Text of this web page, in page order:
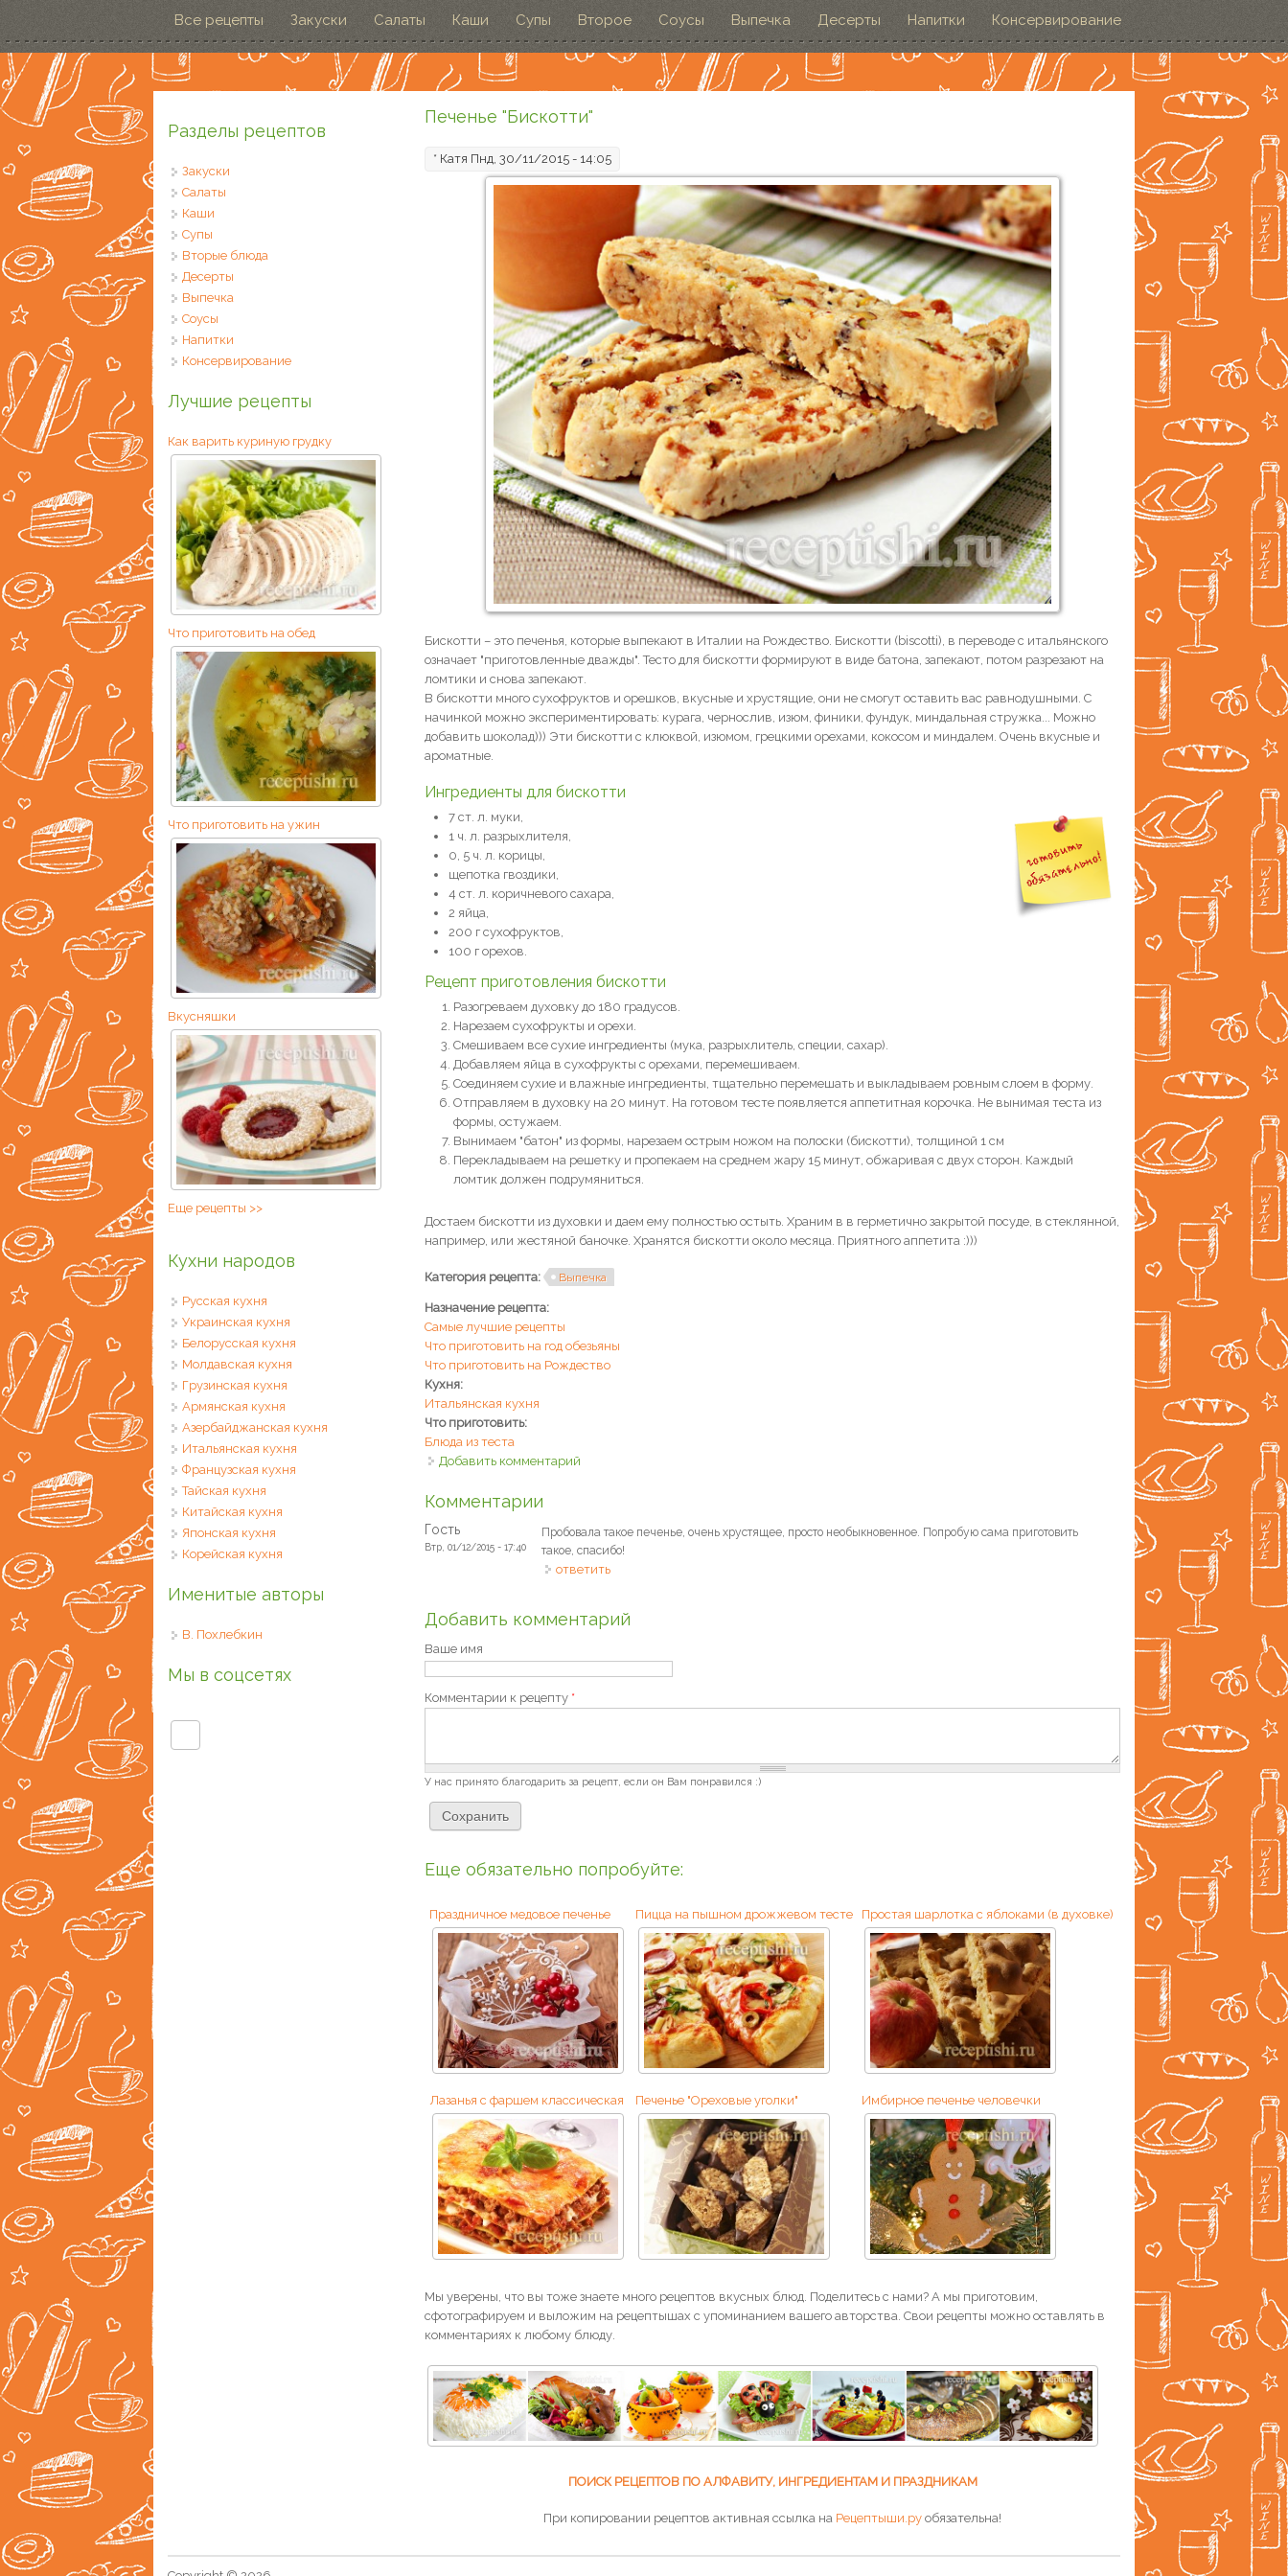
Все рецепты Закуски Салаты Каши Супы Второе Соусы Выпечка Десерты Напитки Консервирование
Печенье "Бискотти"
* Катя Пнд, 30/11/2015 - 14:05
Бискотти – это печенья, которые выпекают в Италии на Рождество. Бискотти (biscotti), в переводе с итальянского
означает "приготовленные дважды". Тесто для бискотти формируют в виде батона, запекают, потом разрезают на
ломтики и снова запекают.
В бискотти много сухофруктов и орешков, вкусные и хрустящие, они не смогут оставить вас равнодушными. С
начинкой можно экспериментировать: курага, чернослив, изюм, финики, фундук, миндальная стружка... Можно
добавить шоколад))) Эти бискотти с клюквой, изюмом, грецкими орехами, кокосом и миндалем. Очень вкусные и
ароматные.
Ингредиенты для бискотти
7 ст. л. муки,
1 ч. л. разрыхлителя,
0, 5 ч. л. корицы,
щепотка гвоздики,
4 ст. л. коричневого сахара,
2 яйца,
200 г сухофруктов,
100 г орехов.
Рецепт приготовления бискотти
Разогреваем духовку до 180 градусов.
Нарезаем сухофрукты и орехи.
Смешиваем все сухие ингредиенты (мука, разрыхлитель, специи, сахар).
Добавляем яйца в сухофрукты с орехами, перемешиваем.
Соединяем сухие и влажные ингредиенты, тщательно перемешать и выкладываем ровным слоем в форму.
Отправляем в духовку на 20 минут. На готовом тесте появляется аппетитная корочка. Не вынимая теста из
формы, остужаем.
Вынимаем "батон" из формы, нарезаем острым ножом на полоски (бискотти), толщиной 1 см
Перекладываем на решетку и пропекаем на среднем жару 15 минут, обжаривая с двух сторон. Каждый
ломтик должен подрумяниться.
Достаем бискотти из духовки и даем ему полностью остыть. Храним в в герметично закрытой посуде, в стеклянной,
например, или жестяной баночке. Хранятся бискотти около месяца. Приятного аппетита :)))
Категория рецепта: Выпечка
Назначение рецепта:
Самые лучшие рецепты
Что приготовить на год обезьяны
Что приготовить на Рождество
Кухня:
Итальянская кухня
Что приготовить:
Блюда из теста
Добавить комментарий
Комментарии
Гость
Втр, 01/12/2015 - 17:40
Пробовала такое печенье, очень хрустящее, просто необыкновенное. Попробую сама приготовить
такое, спасибо!
ответить
Добавить комментарий
Ваше имя
Комментарии к рецепту *
У нас принято благодарить за рецепт, если он Вам понравился :)
Еще обязательно попробуйте:
Праздничное медовое печенье Пицца на пышном дрожжевом тесте Простая шарлотка с яблоками (в духовке)
Лазанья с фаршем классическая Печенье "Ореховые уголки" Имбирное печенье человечки
Мы уверены, что вы тоже знаете много рецептов вкусных блюд. Поделитесь с нами? А мы приготовим,
сфотографируем и выложим на рецептышах с упоминанием вашего авторства. Свои рецепты можно оставлять в
комментариях к любому блюду.
ПОИСК РЕЦЕПТОВ ПО АЛФАВИТУ, ИНГРЕДИЕНТАМ И ПРАЗДНИКАМ
При копировании рецептов активная ссылка на Рецептыши.ру обязательна!
Разделы рецептов
Закуски
Салаты
Каши
Супы
Вторые блюда
Десерты
Выпечка
Соусы
Напитки
Консервирование
Лучшие рецепты
Как варить куриную грудку
Что приготовить на обед
Что приготовить на ужин
Вкусняшки
Еще рецепты >>
Кухни народов
Русская кухня
Украинская кухня
Белорусская кухня
Молдавская кухня
Грузинская кухня
Армянская кухня
Азербайджанская кухня
Итальянская кухня
Французская кухня
Тайская кухня
Китайская кухня
Японская кухня
Корейская кухня
Именитые авторы
В. Похлебкин
Мы в соцсетях